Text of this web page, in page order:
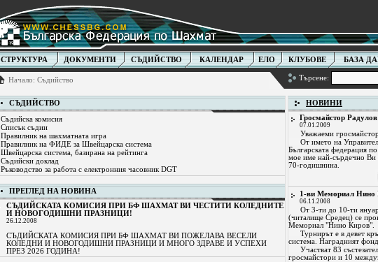
СТРУКТУРА ДОКУМЕНТИ СЪДИЙСТВО КАЛЕНДАР ЕЛО КЛУБОВЕ БАЗА
Начало: Съдийство Търсене:
СЪДИЙСТВО
Съдийска комисия
Списък съдии
Правилник на шахматната игра
Правилник на ФИДЕ за Швейцарска система
Швейцарска система, базирана на рейтинга
Съдийски доклад
Ръководство за работа с електронния часовник DGT
ПРЕГЛЕД НА НОВИНА
СЪДИЙСКАТА КОМИСИЯ ПРИ БФ ШАХМАТ ВИ ЧЕСТИТИ КОЛЕДНИТЕ
И НОВОГОДИШНИ ПРАЗНИЦИ!
26.12.2008
СЪДИЙСКАТА КОМИСИЯ ПРИ БФ ШАХМАТ ВИ ПОЖЕЛАВА ВЕСЕЛИ
КОЛЕДНИ И НОВОГОДИШНИ ПРАЗНИЦИ И МНОГО ЗДРАВЕ И УСПЕХИ
ПРЕЗ 2026 ГОДИНА!
НОВИНИ
Гросмайстор
07.01.2009
Уважаеми
От името на
Българската федерация
мое име най-сърдечно Ви
70-годишнина.
1-ви Мемориал Нино
06.11.2008
От 3-ти до 10-ти
(читалище Средец) се
Мемориал "Нино Киров".
Турнирът е в девет
система. Наградният
Участват 83
гросмайстори и 10